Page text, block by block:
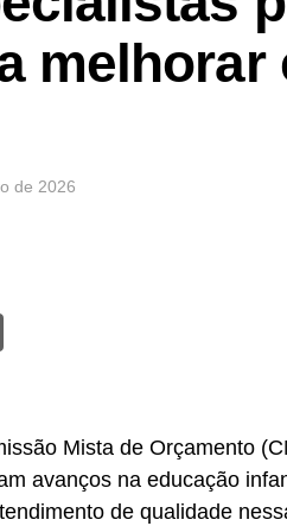
melhorar
de 2026
Mista de Orçamento
avanços na educação
de qualidade